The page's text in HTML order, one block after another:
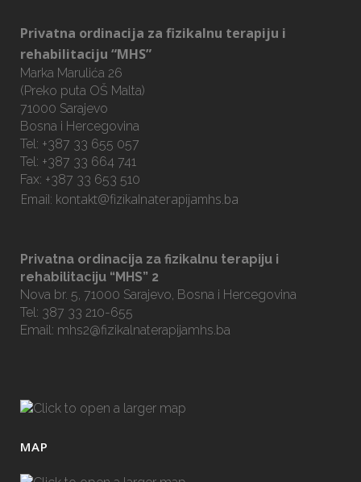
Privatna ordinacija za fizikalnu terapiju i
rehabilitaciju “MHS”
Marka Marulića 26
(Preko puta OŠ Malta)
71000 Sarajevo
Bosna i Hercegovina
Tel: +387 33 655 057
Tel: +387 33 664 741
Fax: +387 33 653 510
Email: kontakt@fizikalnaterapijamhs.ba
Privatna ordinacija za fizikalnu terapiju i
rehabilitaciju “MHS” 2
Nova br. 5, 71000 Sarajevo, Bosna i Hercegovina
Tel: 387 33 210-655
Email: mhs2@fizikalnaterapijamhs.ba
MAP